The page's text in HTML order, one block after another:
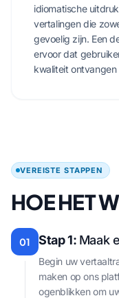
idiomatische
vertalingen die
gevoelig zijn. Een
ervoor dat
kwaliteit
VEREISTE STAPPEN
HOE HET
01 Stap 1: Maak
Begin uw
maken op ons
ogenblikken om